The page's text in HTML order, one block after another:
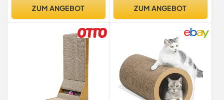
ZUM ANGEBOT ZUM ANGEBOT